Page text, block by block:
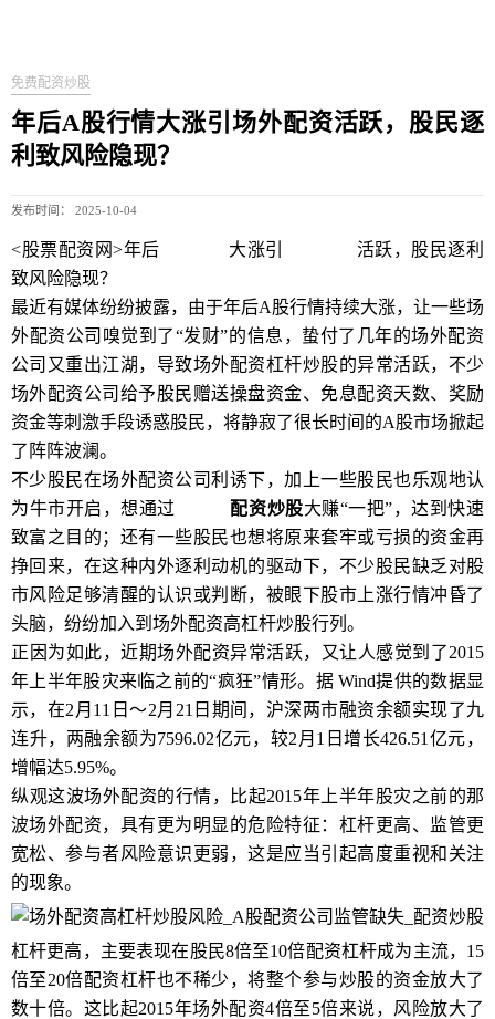
免费配资炒股
年后A股行情大涨引场外配资活跃，股民逐
利致风险隐现？
发布时间： 2025-10-04
<股票配资网>年后 大涨引
活跃，股民逐利
致风险隐现？
最近有媒体纷纷披露，由于年后A股行情持续大涨，让一些场
外配资公司嗅觉到了“发财”的信息，蛰付了几年的场外配资
公司又重出江湖，导致场外配资杠杆炒股的异常活跃，不少
场外配资公司给予股民赠送操盘资金、免息配资天数、奖励
资金等刺激手段诱惑股民，将静寂了很长时间的A股市场掀起
了阵阵波澜。
不少股民在场外配资公司利诱下，加上一些股民也乐观地认
为牛市开启，想通过
配资炒股大赚“一把”，达到快速
致富之目的；还有一些股民也想将原来套牢或亏损的资金再
挣回来，在这种内外逐利动机的驱动下，不少股民缺乏对股
市风险足够清醒的认识或判断，被眼下股市上涨行情冲昏了
头脑，纷纷加入到场外配资高杠杆炒股行列。
正因为如此，近期场外配资异常活跃，又让人感觉到了2015
年上半年股灾来临之前的“疯狂”情形。据 Wind提供的数据显
示，在2月11日～2月21日期间，沪深两市融资余额实现了九
连升，两融余额为7596.02亿元，较2月1日增长426.51亿元，
增幅达5.95%。
纵观这波场外配资的行情，比起2015年上半年股灾之前的那
波场外配资，具有更为明显的危险特征：杠杆更高、监管更
宽松、参与者风险意识更弱，这是应当引起高度重视和关注
的现象。
杠杆更高，主要表现在股民8倍至10倍配资杠杆成为主流，15
倍至20倍配资杠杆也不稀少，将整个参与炒股的资金放大了
数十倍。这比起2015年场外配资4倍至5倍来说，风险放大了